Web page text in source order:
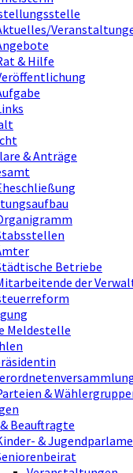
& Hilfe
& Anträge
Betriebe
der
Meldestelle
&
Beauftragte
&